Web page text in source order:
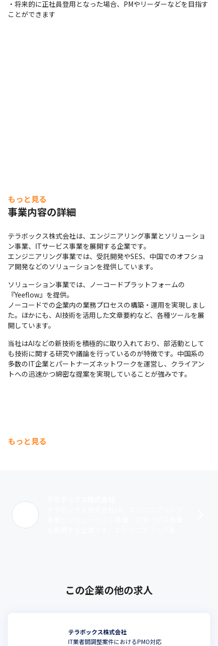
・将来的に正社員登用となった場合、PMやリーダーなどを目指す
ことができます
もっと見る
事業内容の詳細
テラボックス株式会社は、エンジニアリング事業とソリューショ
ン事業、ITサービス事業を展開する企業です。
エンジニアリング事業では、受託開発やSES、中国でのオフショ
ア開発などのソリューションを提供しています。
ソリューション事業では、ノーコードプラットフォームの
『Yeeflow』を提供。
ノーコードでの企業内の業務プロセスの構築・運用を実現しまし
た。ほかにも、AI技術を活用した文章要約など、各種ツールを展
開しています。
当社はAIなどの新技術を積極的に取り入れており、部活動として
も技術に関する研究や議論を行っているのが特徴です。中国系の
多数のIT企業とパートナーズネットワークを運営し、クライアン
トへの迅速かつ綿密な提案を実現していることが強みです。
もっと見る
この企業の他の求人
テラボックス株式会社
IT業者間調整案件におけるPMO対応